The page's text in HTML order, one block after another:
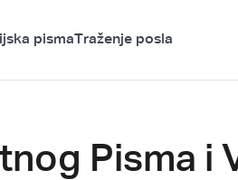
pismaTraženje posla
Pisma i